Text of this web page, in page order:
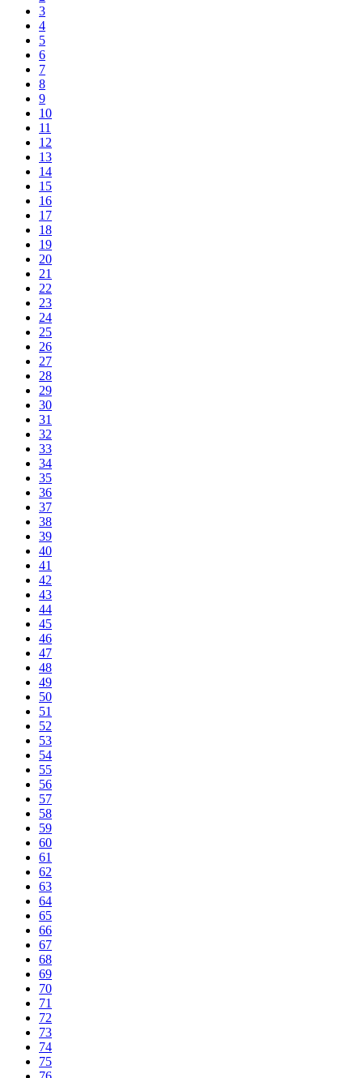
3
4
5
6
7
8
9
10
11
12
13
14
15
16
17
18
19
20
21
22
23
24
25
26
27
28
29
30
31
32
33
34
35
36
37
38
39
40
41
42
43
44
45
46
47
48
49
50
51
52
53
54
55
56
57
58
59
60
61
62
63
64
65
66
67
68
69
70
71
72
73
74
75